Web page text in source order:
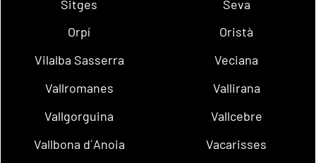
Sitges
Seva
Orpí
Oristà
Vilalba Sasserra
Veciana
Vallromanes
Vallirana
Vallgorguina
Vallcebre
Vallbona d´Anoia
Vacarisses